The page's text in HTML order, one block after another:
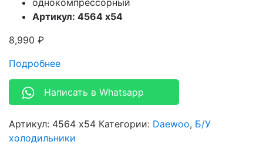
Артикул: 4564 х54
8,990 ₽
Подробнее
Написать в Whatsapp
Артикул: 4564 х54 Категории: Daewoo, Б/У
холодильники